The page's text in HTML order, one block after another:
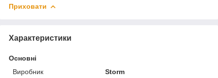
Приховати
Характеристики
Основні
Виробник
Storm